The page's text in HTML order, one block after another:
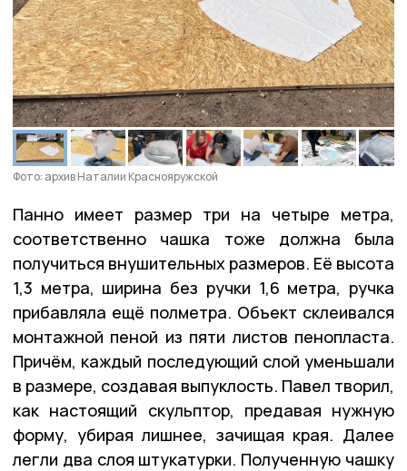
Фото: архив Наталии Краснояружской
Панно имеет размер три на четыре метра,
соответственно чашка тоже должна была
получиться внушительных размеров. Её высота
1,3 метра, ширина без ручки 1,6 метра, ручка
прибавляла ещё полметра. Объект склеивался
монтажной пеной из пяти листов пенопласта.
Причём, каждый последующий слой уменьшали
в размере, создавая выпуклость. Павел творил,
как настоящий скульптор, предавая нужную
форму, убирая лишнее, зачищая края. Далее
легли два слоя штукатурки. Полученную чашку